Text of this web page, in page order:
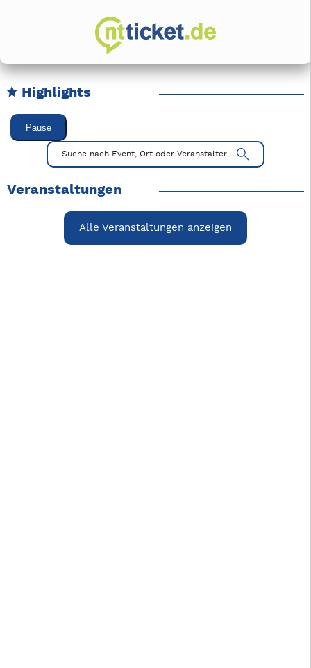
Highlights
Karussell Veranstaltungen überspringen
Pause
Mit Tab zu den Steuerelementen wechseln. Mit Pfeiltasten
Suche nach Event, Ort oder Veranstalter
Veranstaltungen
Alle Veranstaltungen anzeigen